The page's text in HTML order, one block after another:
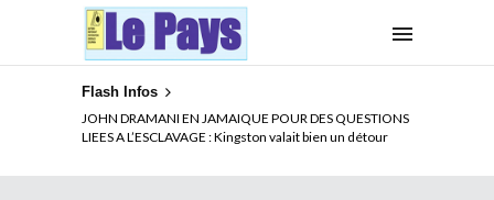
Flash Infos
JOHN DRAMANI EN JAMAIQUE POUR DES QUESTIONS
LIEES A L’ESCLAVAGE : Kingston valait bien un détour
ELECTION DE TALON A LA TETE DU SENAT BENINOIS :
Quand Patrice quitte le pouvoir sans partir !